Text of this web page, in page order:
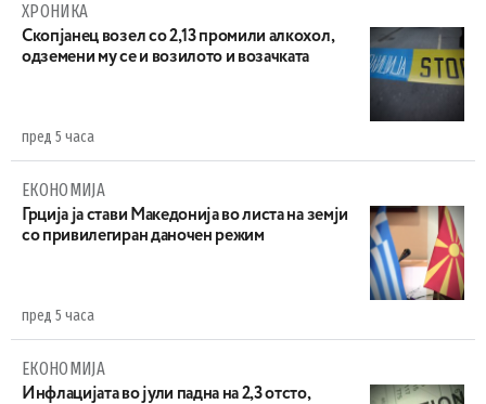
ХРОНИКА
Скопјанец возел со 2,13 промили алкохол,
одземени му се и возилото и возачката
пред 5 часа
ЕКОНОМИЈА
Грција ја стави Македонија во листа на земји
со привилегиран даночен режим
пред 5 часа
ЕКОНОМИЈА
Инфлацијата во јули падна на 2,3 отсто,